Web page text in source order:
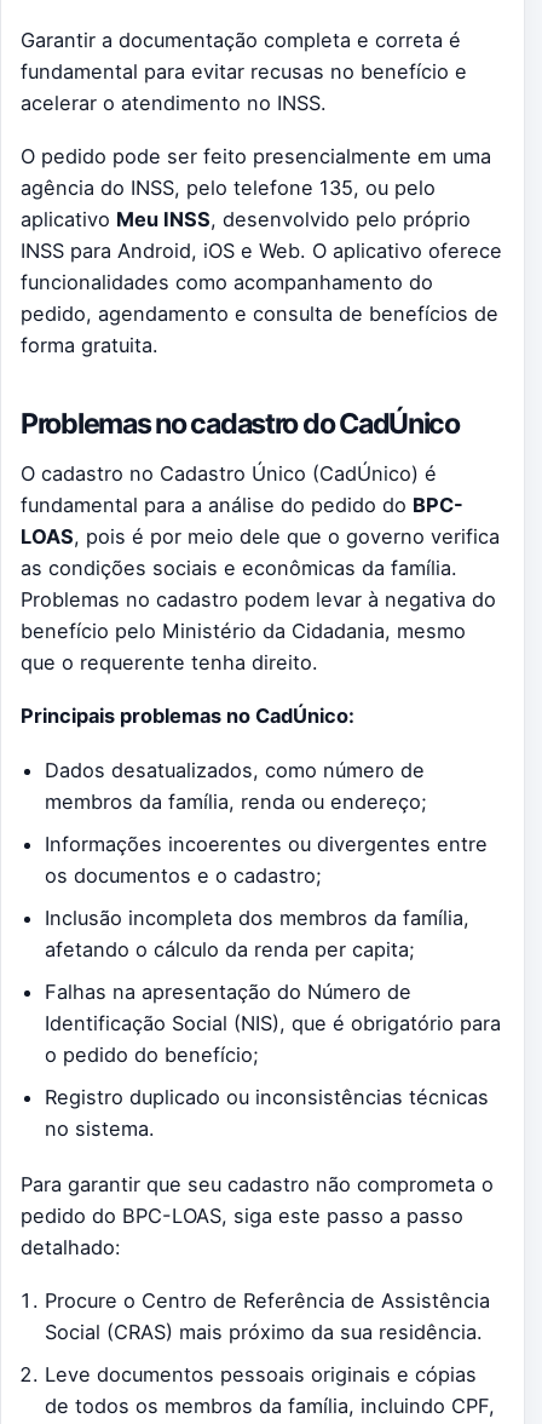
Garantir a documentação completa e correta é
fundamental para evitar recusas no benefício e
acelerar o atendimento no INSS.
O pedido pode ser feito presencialmente em uma
agência do INSS, pelo telefone 135, ou pelo
aplicativo Meu INSS, desenvolvido pelo próprio
INSS para Android, iOS e Web. O aplicativo oferece
funcionalidades como acompanhamento do
pedido, agendamento e consulta de benefícios de
forma gratuita.
Problemas no cadastro do CadÚnico
O cadastro no Cadastro Único (CadÚnico) é
fundamental para a análise do pedido do BPC-
LOAS, pois é por meio dele que o governo verifica
as condições sociais e econômicas da família.
Problemas no cadastro podem levar à negativa do
benefício pelo Ministério da Cidadania, mesmo
que o requerente tenha direito.
Principais problemas no CadÚnico:
Dados desatualizados, como número de
membros da família, renda ou endereço;
Informações incoerentes ou divergentes entre
os documentos e o cadastro;
Inclusão incompleta dos membros da família,
afetando o cálculo da renda per capita;
Falhas na apresentação do Número de
Identificação Social (NIS), que é obrigatório para
o pedido do benefício;
Registro duplicado ou inconsistências técnicas
no sistema.
Para garantir que seu cadastro não comprometa o
pedido do BPC-LOAS, siga este passo a passo
detalhado:
Procure o Centro de Referência de Assistência
Social (CRAS) mais próximo da sua residência.
Leve documentos pessoais originais e cópias
de todos os membros da família, incluindo CPF,